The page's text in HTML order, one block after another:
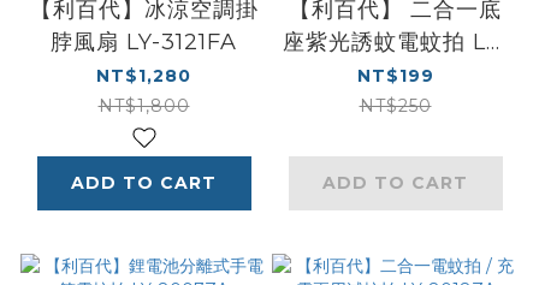
【利百代】冰涼空調掛
脖風扇 LY-3121FA
NT$1,280
NT$1,800
ADD TO CART
【利百代】 二合一底
座紫光誘蚊電蚊拍 LY-
8009ZA
NT$199
NT$250
ADD TO CART